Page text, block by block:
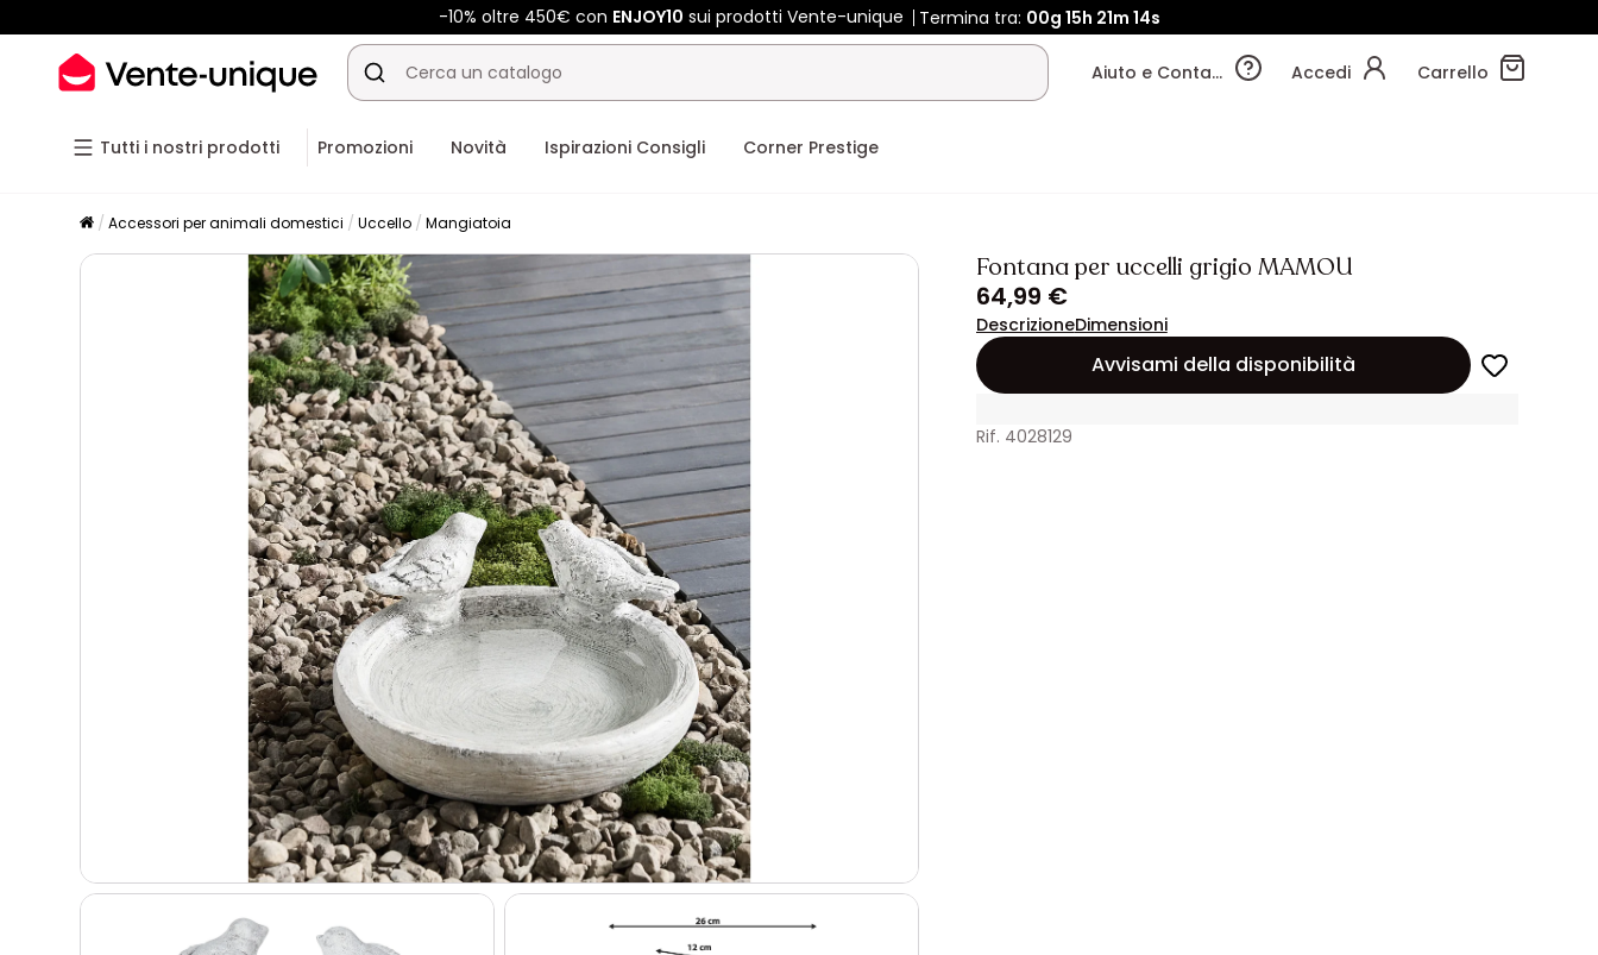
-10% oltre 450€ con ENJOY10 sui prodotti Vente-unique Termina tra: 00g 15h 21m 13s
Aiuto e Contatti Accedi Carrello
Tutti i nostri prodotti Promozioni Novità Ispirazioni Consigli Corner Prestige
Accessori per animali domestici Uccello Mangiatoia
Fontana per uccelli grigio MAMOU
64,99 €
DescrizioneDimensioni
Avvisami della disponibilità
Rif. 4028129